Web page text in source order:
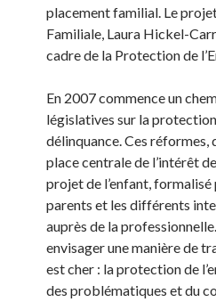
placement familial. Le
Familiale, Laura Hickel-
cadre de la Protection de
En 2007 commence un
législatives sur la
délinquance. Ces réformes,
place centrale de l’intérêt
projet de l’enfant, formalisé
parents et les différents
auprès de la
envisager une manière de
est cher : la protection de
des problématiques et du